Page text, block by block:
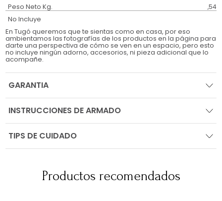
Peso Neto Kg. ,54
No Incluye
En Tugó queremos que te sientas como en casa, por eso
ambientamos las fotografías de los productos en la página para
darte una perspectiva de cómo se ven en un espacio, pero esto
no incluye ningún adorno, accesorios, ni pieza adicional que lo
acompañe.
GARANTIA
INSTRUCCIONES DE ARMADO
TIPS DE CUIDADO
Productos recomendados